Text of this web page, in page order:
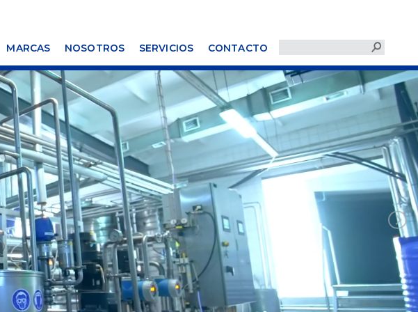
MARCAS NOSOTROS SERVICIOS CONTACTO